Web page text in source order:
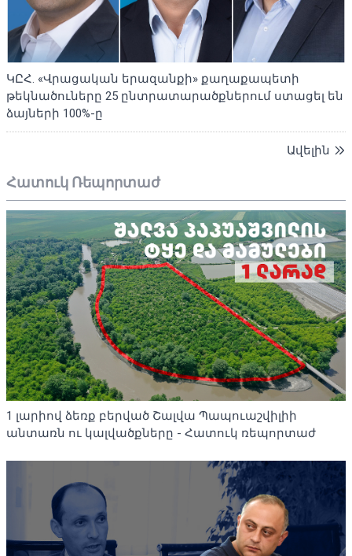
ԿԸՀ. «Վրացական երազանքի» քաղաքապետի
թեկնածուները 25 ընտրատարածքներում ստացել են
ձայների 100%-ը
Ավելին
Հատուկ Ռեպորտաժ
1 լարիով ձեռք բերված Շալվա Պապուաշվիլիի
անտառն ու կալվածքները - Հատուկ ռեպորտաժ